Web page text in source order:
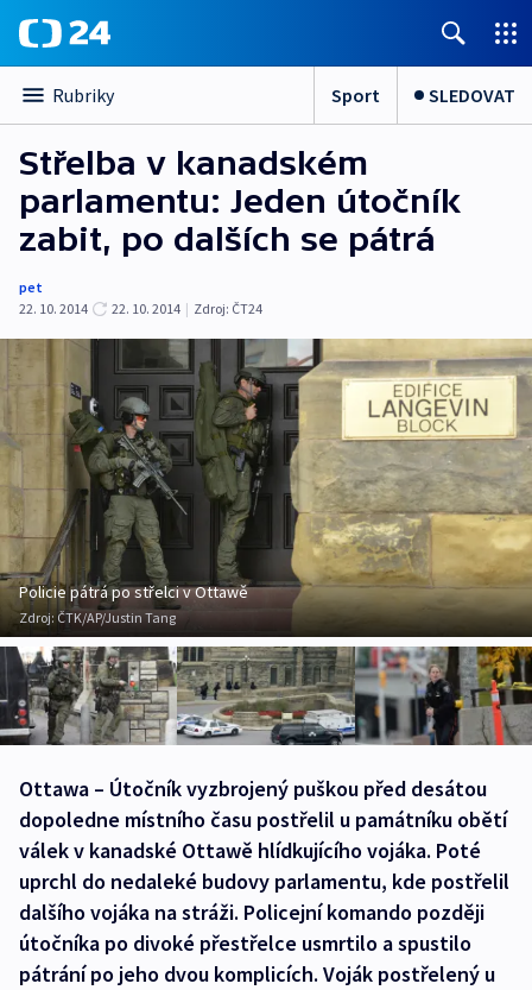
Rubriky Sport SLEDOVAT
Střelba v kanadském
parlamentu: Jeden útočník
zabit, po dalších se pátrá
pet
22. 10. 2014
22. 10. 2014 | Zdroj: ČT24
Policie pátrá po střelci v Ottawě
Zdroj: ČTK/AP/Justin Tang
Ottawa – Útočník vyzbrojený puškou před desátou
dopoledne místního času postřelil u památníku obětí
válek v kanadské Ottawě hlídkujícího vojáka. Poté
uprchl do nedaleké budovy parlamentu, kde postřelil
dalšího vojáka na stráži. Policejní komando později
útočníka po divoké přestřelce usmrtilo a spustilo
pátrání po jeho dvou komplicích. Voják postřelený u